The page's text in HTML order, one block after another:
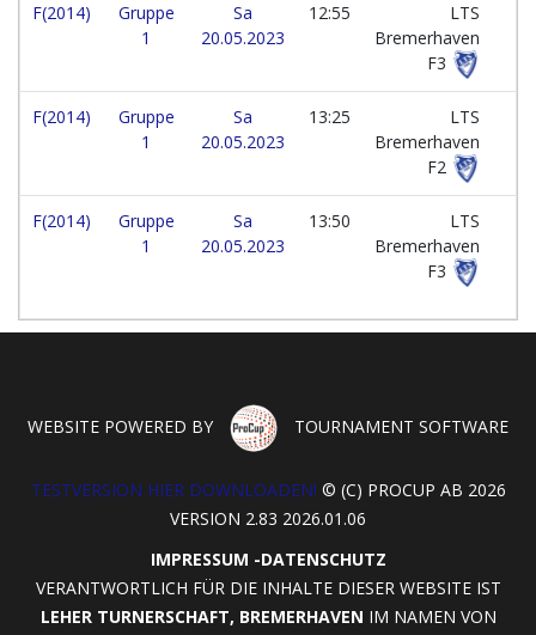
F(2014)
Gruppe
1
Sa
20.05.2023
12:55
LTS
Bremerhaven
F3
F(2014)
Gruppe
1
Sa
20.05.2023
13:25
LTS
Bremerhaven
F2
F(2014)
Gruppe
1
Sa
20.05.2023
13:50
LTS
Bremerhaven
F3
WEBSITE POWERED BY TOURNAMENT SOFTWARE
TESTVERSION HIER DOWNLOADEN! © (C) PROCUP AB 2026
VERSION 2.83 2026.01.06
IMPRESSUM -DATENSCHUTZ
VERANTWORTLICH FÜR DIE INHALTE DIESER WEBSITE IST
LEHER TURNERSCHAFT, BREMERHAVEN IM NAMEN VON